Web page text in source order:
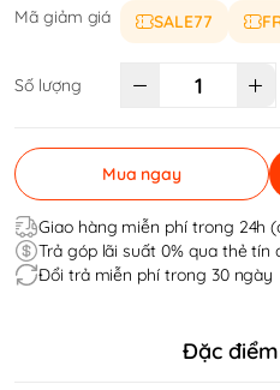
Mã giảm giá SALE77
Số lượng
Mua ngay
Giao hàng miễn phí trong 24h
Trả góp lãi suất 0% qua thẻ tín
Đổi trả miễn phí trong 30 ngày
Đặc